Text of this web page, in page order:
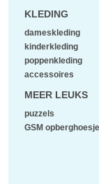
KLEDING
dameskleding
kinderkleding
poppenkleding
accessoires
MEER LEUKS
puzzels
GSM